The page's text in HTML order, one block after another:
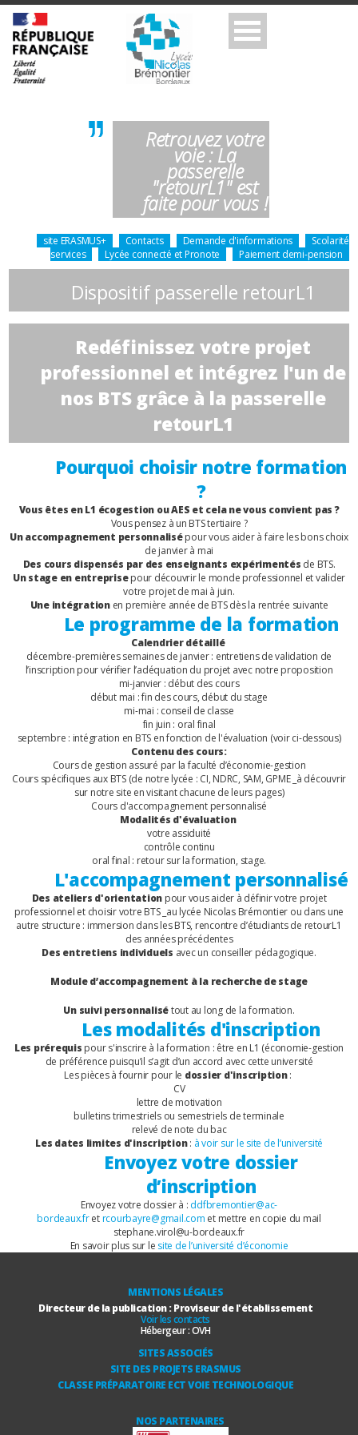
Retrouvez votre
voie : La
passerelle
"retourL1" est
faite pour vous !
site ERASMUS+ Contacts Demande d'informations
Scolarité
services
Lycée connecté et Pronote Paiement demi-pension
Dispositif passerelle retourL1
Redéfinissez votre projet
professionnel et intégrez l'un de
nos BTS grâce à la passerelle
retourL1
Pourquoi choisir notre formation
?
Vous êtes en L1 écogestion ou AES et cela ne vous convient pas ?
Vous pensez à un BTS tertiaire ?
Un accompagnement personnalisépour vous aider à faire les bons choix
de janvier à mai
Des cours dispensés par des enseignants expérimentés de BTS.
Un stage en entreprisepour découvrir le monde professionnel et valider
votre projet de mai à juin.
Une intégration en première année de BTS dès la rentrée suivante
Le programme de la formation
Calendrier détaillé
décembre-premières semaines de janvier : entretiens de validation de
l’inscription pour vérifier l’adéquation du projet avec notre proposition
mi-janvier : début des cours
début mai : fin des cours, début du stage
mi-mai : conseil de classe
fin juin : oral final
septembre : intégration en BTS en fonction de l'évaluation (voir ci-dessous)
Contenu des cours:
Cours de gestion assuré par la faculté d’économie-gestion
Cours spécifiques aux BTS (de notre lycée : CI, NDRC, SAM, GPME _à découvrir
sur notre site en visitant chacune de leurs pages)
Cours d'accompagnement personnalisé
Modalités d'évaluation
votre assiduité
contrôle continu
oral final : retour sur la formation, stage.
L'accompagnement personnalisé
Des ateliers d'orientation pour vous aider à définir votre projet
professionnel et choisir votre BTS _au lycée Nicolas Brémontier ou dans une
autre structure : immersion dans les BTS, rencontre d’étudiants de retourL1
des années précédentes
Des entretiens individuels avec un conseiller pédagogique.
Module d’accompagnement à la recherche de stage
Un suivi personnalisétout au long de la formation.
Les modalités d'inscription
Les prérequis pour s'inscrire à la formation : être en L1 (économie-gestion
de préférence puisqu’il s’agit d’un accord avec cette université
Les pièces à fournir pour le dossier d'inscription:
CV
lettre de motivation
bulletins trimestriels ou semestriels de terminale
relevé de note du bac
Les dates limites d'inscription: à voir sur le site de l’université
Envoyez votre dossier
d’inscription
Envoyez votre dossier à : ddfbremontier@ac-
bordeaux.fr etrcourbayre@gmail.com et mettre en copie du mail
stephane.virol@u-bordeaux.fr
En savoir plus sur le site de l’université d’économie
MENTIONS LÉGALES
Directeur de la publication : Proviseur de l'établissement
Voir les contacts
Hébergeur :OVH
SITES ASSOCIÉS
SITE DES PROJETS ERASMUS
CLASSE PRÉPARATOIRE ECT VOIE TECHNOLOGIQUE
NOS PARTENAIRES